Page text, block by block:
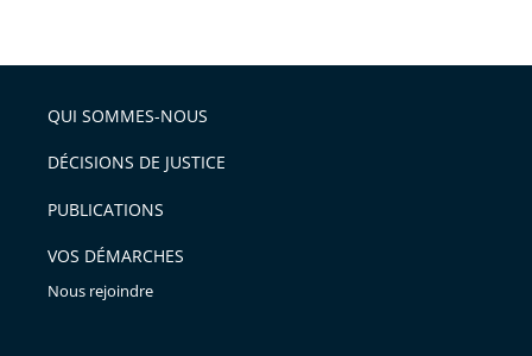
arriver
après
l'article
pour
avant
QUI SOMMES-NOUS
DÉCISIONS DE JUSTICE
PUBLICATIONS
VOS DÉMARCHES
Nous rejoindre